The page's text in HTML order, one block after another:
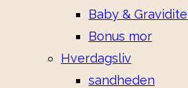
Baby &
Bonus mor
Hverdagsliv
sandheden